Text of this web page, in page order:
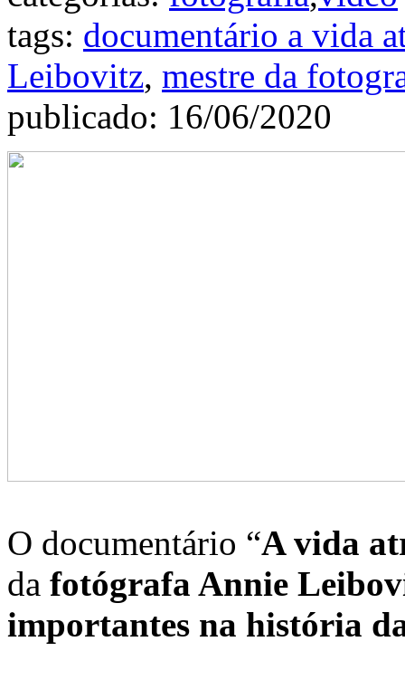
tags: documentário a vida
Leibovitz, mestre da
publicado: 16/06/2020
O documentário “A vida
da fotógrafa Annie
importantes na história